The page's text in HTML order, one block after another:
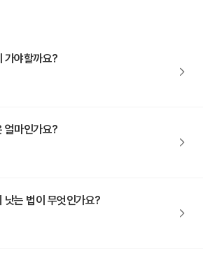
가야할까요?
얼마인가요?
낫는 법이 무엇인가요?